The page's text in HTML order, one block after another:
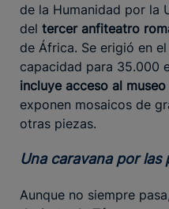
de la Humanidad por la
del tercer anfiteatro
de África. Se erigió en
capacidad para 35.000
incluye acceso al
exponen mosaicos de
otras piezas.
Una caravana por
Aunque no siempre pasa,